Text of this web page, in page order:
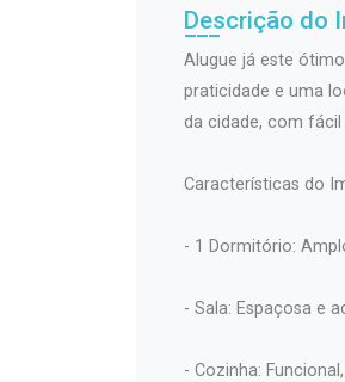
Descrição do
Alugue já este
praticidade e uma
da cidade, com
Características do
- 1 Dormitório:
- Sala: Espaçosa e
- Cozinha: